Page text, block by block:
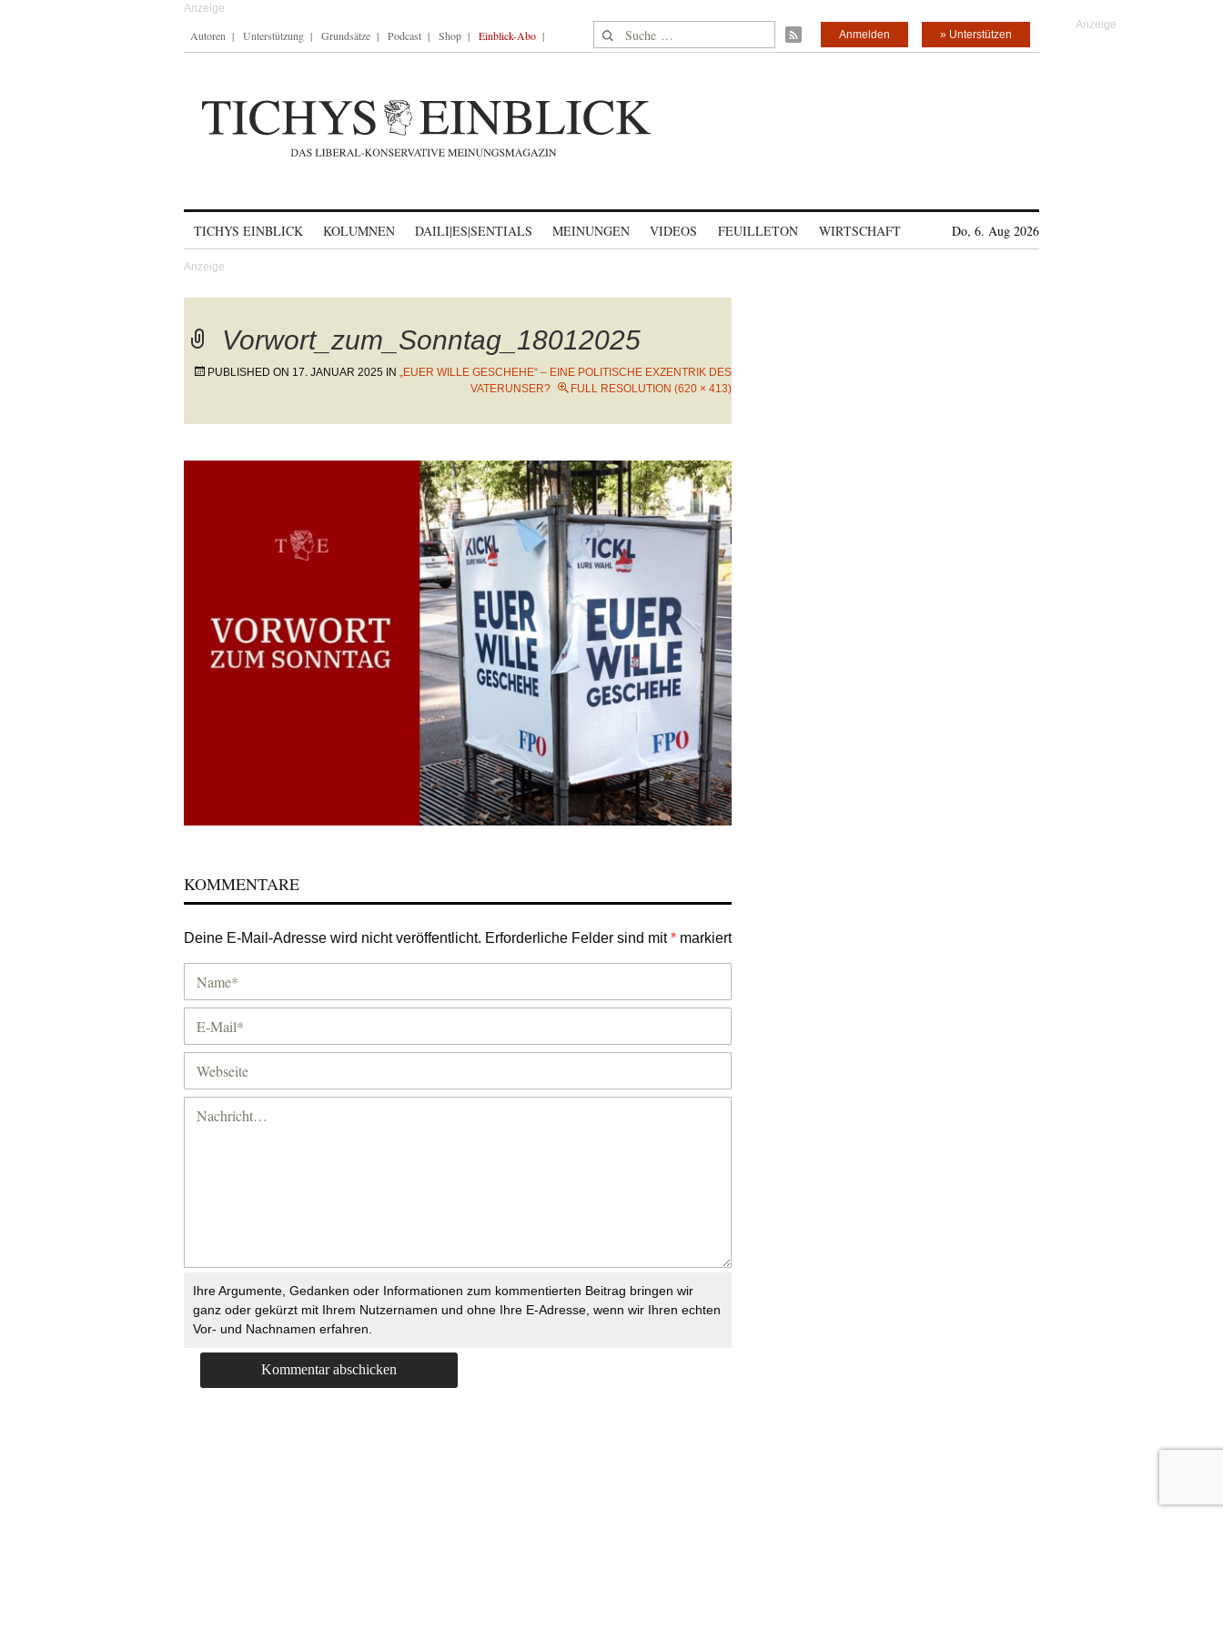
Autoren Unterstützung Grundsätze Podcast Shop Einblick-Abo Suche nach: » Unterstützen
Anmelden
TICHYS EINBLICK KOLUMNEN DAILI|ES|SENTIALS MEINUNGEN VIDEOS FEUILLETON WIRTSCHAFT Do, 6. Aug 2026
Vorwort_zum_Sonntag_18012025
PUBLISHED ON 17. JANUAR 2025 IN „EUER WILLE GESCHEHE“ – EINE POLITISCHE EXZENTRIK DES
VATERUNSER?
FULL RESOLUTION (620 × 413)
KOMMENTARE
Deine E-Mail-Adresse wird nicht veröffentlicht. Erforderliche Felder sind mit* markiert
Ihre Argumente, Gedanken oder Informationen zum kommentierten Beitrag bringen wir
ganz oder gekürzt mit Ihrem Nutzernamen und ohne Ihre E-Adresse, wenn wir Ihren echten
Vor- und Nachnamen erfahren.